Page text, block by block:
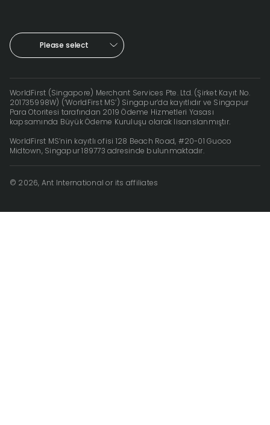
Please select
WorldFirst (Singapore) Merchant Services Pte. Ltd. (Şirket Kayıt No.
201735998W) (‘WorldFirst MS’) Singapur’da kayıtlıdır ve Singapur
Para Otoritesi tarafından 2019 Ödeme Hizmetleri Yasası
kapsamında Büyük Ödeme Kuruluşu olarak lisanslanmıştır.
WorldFirst MS’nin kayıtlı ofisi 128 Beach Road, #20-01 Guoco
Midtown, Singapur 189773 adresinde bulunmaktadır.
© 2026, Ant International or its affiliates